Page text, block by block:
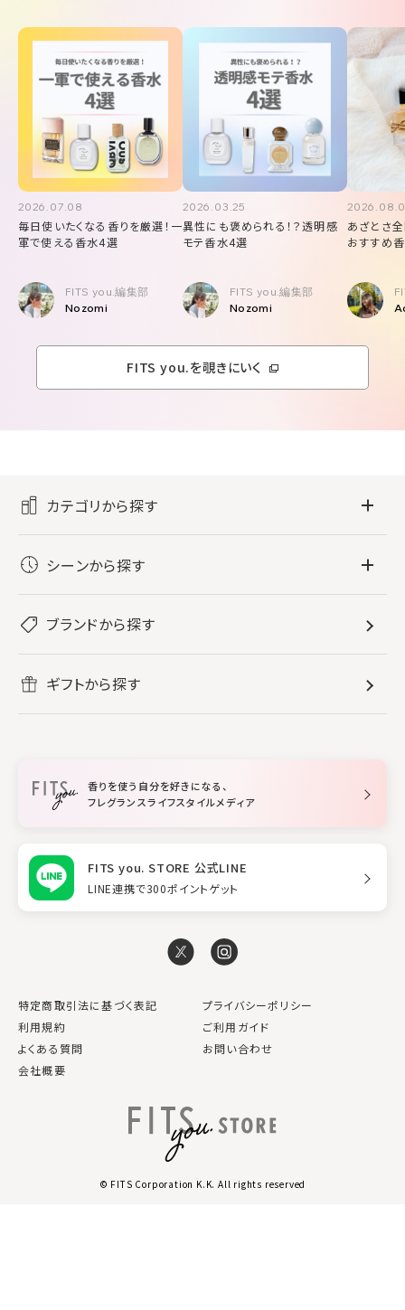
2026.07.08
毎日使いたくなる香りを厳選！一
軍で使える香水4選
FITS you.編集部
Nozomi
2026.03.25
異性にも褒められる！？透明感
モテ香水4選
FITS you.編集部
Nozomi
あざとさ
おすすめ
FITS you.を覗きにいく
カテゴリから探す
レディース香水
メンズ香水
ボディミスト・スプレー
バス・ボディケア
すべてのバス・ボディケア
ボディ・ハンドクリーム
入浴剤
ホームフレグランス
ルームフレグランス
スタイリング
シーンから探す
リフレッシュしたい
ブランドから探す
ギフトから探す
香りを使う自分を好きになる、
フレグランスライフスタイルメディア
FITS you. STORE 公式LINE
LINE連携で300ポイントゲット
特定商取引法に基づく表記
プライバシーポリシー
利用規約
ご利用ガイド
よくある質問
お問い合わせ
会社概要
© FITS Corporation K.K. All rights reserved